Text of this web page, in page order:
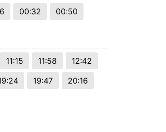
00:32 00:50
11:15 11:58
12:42
19:47
20:16